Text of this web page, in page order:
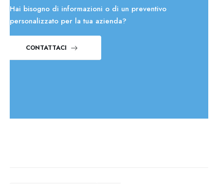
Hai bisogno di informazioni o di un preventivo
personalizzato per la tua azienda?
CONTATTACI